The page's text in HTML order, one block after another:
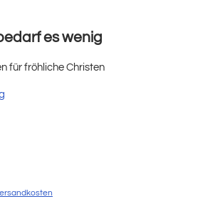
es wenig
für fröhliche Christen